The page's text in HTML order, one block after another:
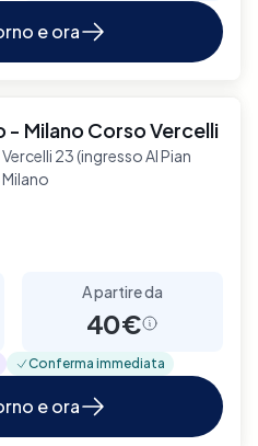
e ora
- Milano Corso Vercelli
23 (ingresso Al Pian
A partire da
40€
Conferma immediata
e ora